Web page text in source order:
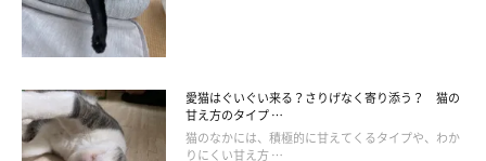
愛猫はぐいぐい来る？さりげなく寄り添う？ 猫の
甘え方のタイプ …
猫のなかには、積極的に甘えてくるタイプや、わか
りにくい甘え方 …